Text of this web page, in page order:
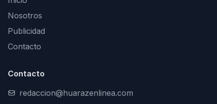
Nosotros
Publicidad
Contacto
Contacto
redaccion@huarazenlinea.com